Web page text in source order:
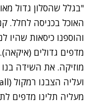
"בגלל שהסלון גדול
האוכל בכניסה לחלל.
והוספנו כיסאות שהיו
מדפים גדולים
מוזיקה. את השידה
ועליה הצבנו רמקול (
מעליה תלינו מדפים